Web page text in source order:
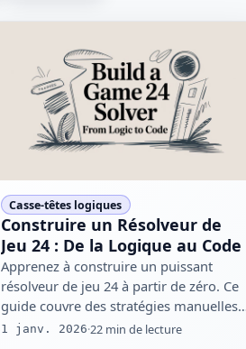
Casse-têtes logiques
Construire un Résolveur de
Jeu 24 : De la Logique au Code
Apprenez à construire un puissant
résolveur de jeu 24 à partir de zéro. Ce
guide couvre des stratégies manuelles,
des algorithmes de codage…
1 janv. 2026·22 min de lecture